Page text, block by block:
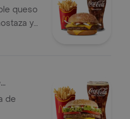
queso
y
y
de